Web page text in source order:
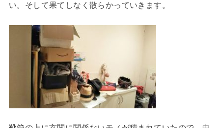
い。そして果てしなく散らかっていきます。